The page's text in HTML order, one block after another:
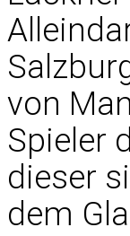
von
Spieler
dieser
dem